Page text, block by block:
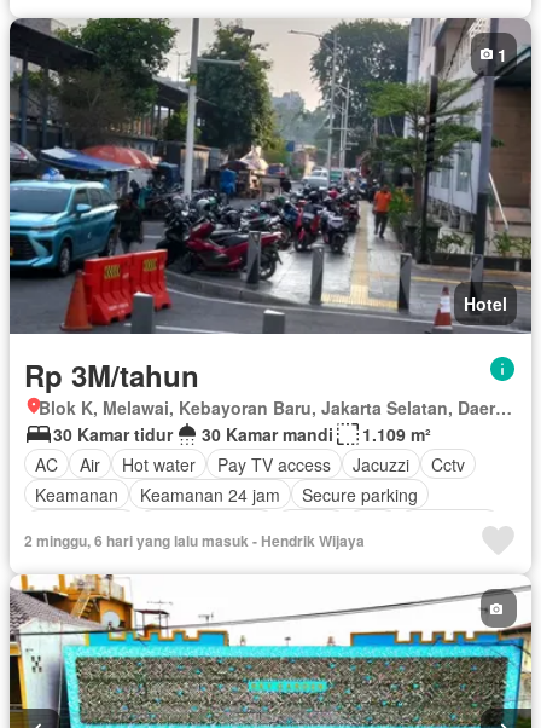
Halaman
Berperabot lengkap
Hotel
1
Rp 3M/tahun
Blok K, Melawai, Kebayoran Baru, Jakarta Selatan, Daerah Khusus Ibukota Jakarta
30 Kamar tidur
30 Kamar mandi
1.109 m²
AC
Air Hot water Pay TV access Jacuzzi
Cctv
Keamanan
Keamanan 24 jam
Secure parking
Telephone
Garasi
Teras Wifi Berperabot lengkap
2 minggu, 6 hari yang lalu masuk - Hendrik Wijaya